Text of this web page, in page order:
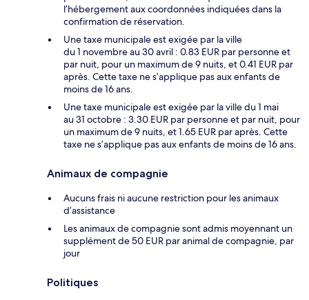
l’hébergement aux coordonnées indiquées dans la
confirmation de réservation.
Une taxe municipale est exigée par la ville
du 1 novembre au 30 avril : 0.83 EUR par personne et
par nuit, pour un maximum de 9 nuits, et 0.41 EUR par
après. Cette taxe ne s’applique pas aux enfants de
moins de 16 ans.
Une taxe municipale est exigée par la ville du 1 mai
au 31 octobre : 3.30 EUR par personne et par nuit, pour
un maximum de 9 nuits, et 1.65 EUR par après. Cette
taxe ne s’applique pas aux enfants de moins de 16 ans.
Animaux de compagnie
Aucuns frais ni aucune restriction pour les animaux
d’assistance
Les animaux de compagnie sont admis moyennant un
supplément de 50 EUR par animal de compagnie, par
jour
Politiques